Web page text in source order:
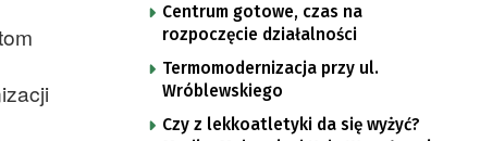
Centrum gotowe, czas na
rozpoczęcie działalności
Termomodernizacja przy ul.
Wróblewskiego
Czy z lekkoatletyki da się wyżyć?